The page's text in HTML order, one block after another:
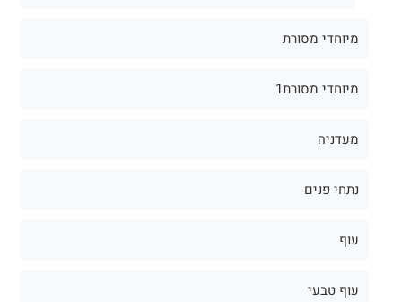
מיוחדי מסורת
מיוחדי מסורת1
מעדניה
נתחי פנים
עוף
עוף טבעי